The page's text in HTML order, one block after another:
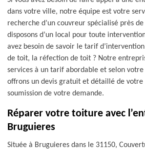
dans votre ville, notre équipe est votre
recherche d’un couvreur spécialisé près de
disposons d’un local pour toute
avez besoin de savoir le tarif
de toit, la réfection de toit ? Notre
services à un tarif abordable et selon votre
offrons un devis gratuit et détaillé de votre
soumission de votre demande.
Réparer votre toiture avec
Bruguieres
Située à Bruguieres dans le 31150,